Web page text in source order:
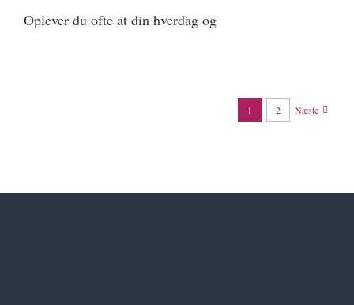
Oplever du ofte at din hverdag og
1 2 Næste